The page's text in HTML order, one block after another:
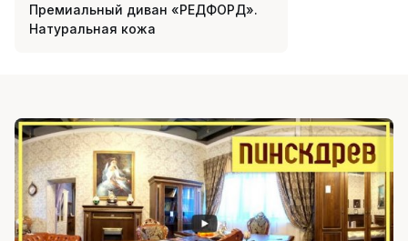
Премиальный диван «РЕДФОРД».
Натуральная кожа